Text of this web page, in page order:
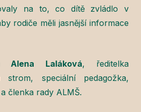
na to, co dítě zvládlo v
rodiče měli jasnější informace
Alena Laláková, ředitelka
strom, speciální pedagožka,
členka rady ALMŠ.